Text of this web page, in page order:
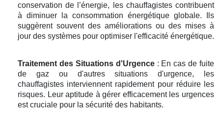
conservation de l’énergie, les chauffagistes contribuent
à diminuer la consommation énergétique globale. Ils
suggèrent souvent des améliorations ou des mises à
jour des systèmes pour optimiser l'efficacité énergétique.
Traitement des Situations d'Urgence: En cas de fuite
de gaz ou d'autres situations d'urgence, les
chauffagistes interviennent rapidement pour réduire les
risques. Leur aptitude à gérer efficacement les urgences
est cruciale pour la sécurité des habitants.